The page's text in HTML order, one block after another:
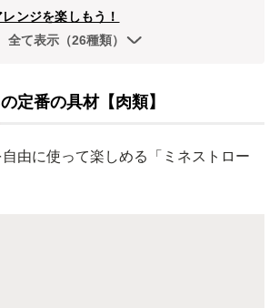
ンジを楽しもう！
全て表示（26種類）
定番の具材【肉類】
由に使って楽しめる「ミネストロー